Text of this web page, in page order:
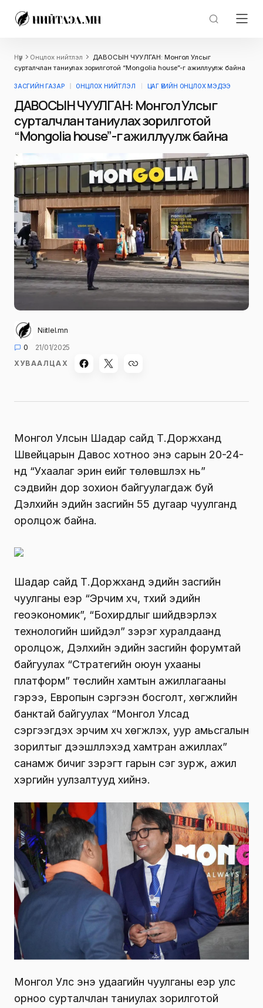
Нүүр Онцлох нийтлэл
ДАВОСЫН ЧУУЛГАН: Монгол Улсыг
сурталчлан таниулах зорилготой “Mongolia house”-г ажиллуулж байна
ЗАСГИЙН ГАЗАР ОНЦЛОХ НИЙТЛЭЛ ЦАГ ҮЕИЙН ОНЦЛОХ МЭДЭЭ
ДАВОСЫН ЧУУЛГАН: Монгол Улсыг
сурталчлан таниулах зорилготой
“Mongolia house”-г ажиллуулж байна
Niitlel.mn
0
21/01/2025
ХУВААЛЦАХ
Монгол Улсын Шадар сайд Т.Доржханд
Швейцарын Давос хотноо энэ сарын 20-24-
нд “Ухаалаг эрин үеийг төлөвшүүлэх нь”
сэдвийн дор зохион байгуулагдаж буй
Дэлхийн эдийн засгийн 55 дугаар чуулганд
оролцож байна.
Шадар сайд Т.Доржханд эдийн засгийн
чуулганы үеэр “Эрчим хүч, түүхий эдийн
геоэкономик”, “Бохирдлыг шийдвэрлэх
технологийн шийдэл” зэрэг хуралдаанд
оролцож, Дэлхийн эдийн засгийн форумтай
байгуулах “Стратегийн оюун ухааны
платформ” төслийн хамтын ажиллагааны
гэрээ, Европын сэргээн босголт, хөгжлийн
банктай байгуулах “Монгол Улсад
сэргээгдэх эрчим хүч хөгжүүлэх, уур амьсгалын
зорилтыг дээшлүүлэхэд хамтран ажиллах”
санамж бичиг зэрэгт гарын үсэг зурж, ажил
хэргийн уулзалтууд хийнэ.
Монгол Улс энэ удаагийн чуулганы үеэр улс
орноо сурталчлан таниулах зорилготой